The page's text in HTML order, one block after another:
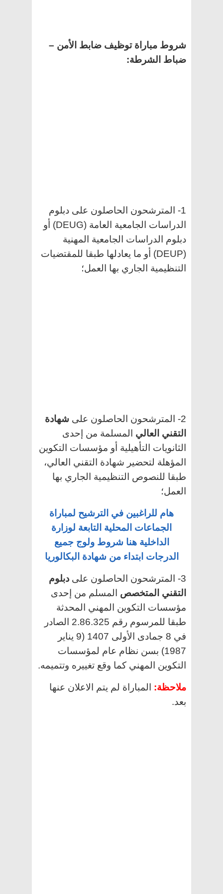
شروط مباراة توظيف ضابط الأمن –
ضباط الشرطة:
1- المترشحون الحاصلون على دبلوم
الدراسات الجامعية العامة (DEUG) أو
دبلوم الدراسات الجامعية المهنية
(DEUP) أو ما يعادلها طبقا للمقتضيات
التنظيمية الجاري بها العمل؛
2- المترشحون الحاصلون على
شهادة
التقني العالي المسلمة من إحدى
الثانويات التأهيلية أو مؤسسات التكوين
المؤهلة لتحضير شهادة التقني العالي،
طبقا للنصوص التنظيمية الجاري بها
العمل؛
هام للراغبين في الترشيح لمباراة
الجماعات المحلية التابعة لوزارة
الداخلية هنا شروط ولوج جميع
الدرجات ابتداء من شهادة البكالوريا
3- المترشحون الحاصلون على
دبلوم
التقني المتخصص المسلم من إحدى
مؤسسات التكوين المهني المحدثة
طبقا للمرسوم رقم 2.86.325 الصادر
في 8 جمادى الأولى 1407 (9 يناير
1987) بسن نظام عام لمؤسسات
التكوين المهني كما وقع تغييره وتتميمه.
ملاحظة: المباراة لم يتم الاعلان عنها
بعد.